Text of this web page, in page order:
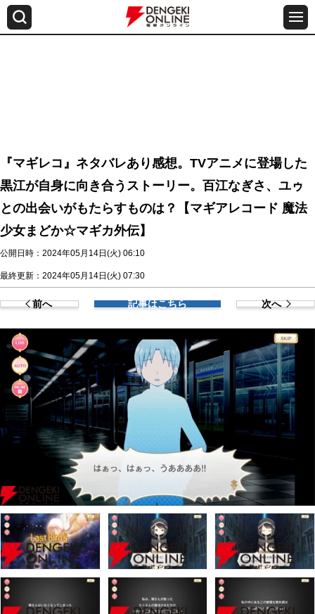
『マギレコ』ネタバレあり感想。TVアニメに登場した
黒江が自身に向き合うストーリー。百江なぎさ、ユゥ
との出会いがもたらすものは？【マギアレコード 魔法
少女まどか☆マギカ外伝】
公開日時：2024年05月14日(火) 06:10
最終更新：2024年05月14日(火) 07:30
前へ 記事はこちら 次へ